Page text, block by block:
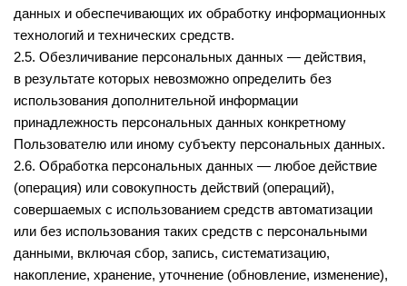
данных и обеспечивающих их обработку информационных
технологий и технических средств.
2.5. Обезличивание персональных данных — действия,
в результате которых невозможно определить без
использования дополнительной информации
принадлежность персональных данных конкретному
Пользователю или иному субъекту персональных данных.
2.6. Обработка персональных данных — любое действие
(операция) или совокупность действий (операций),
совершаемых с использованием средств автоматизации
или без использования таких средств с персональными
данными, включая сбор, запись, систематизацию,
накопление, хранение, уточнение (обновление, изменение),